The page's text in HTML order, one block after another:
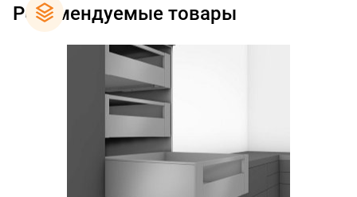
Рекомендуемые товары